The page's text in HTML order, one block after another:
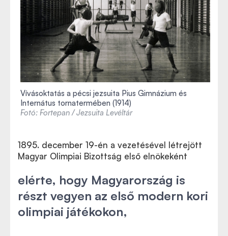
Vívásoktatás a pécsi jezsuita Pius Gimnázium és
Internátus tornatermében (1914)
Fotó: Fortepan / Jezsuita Levéltár
1895. december 19-én a vezetésével létrejött
Magyar Olimpiai Bizottság első elnökeként
elérte, hogy Magyarország is
részt vegyen az első modern kori
olimpiai játékokon,